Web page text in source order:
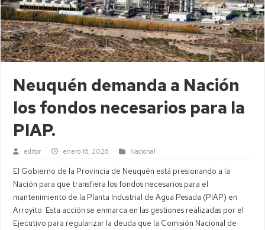
Neuquén demanda a Nación
los fondos necesarios para la
PIAP.
editor enero 16, 2026 Nacional
El Gobierno de la Provincia de Neuquén está presionando a la
Nación para que transfiera los fondos necesarios para el
mantenimiento de la Planta Industrial de Agua Pesada (PIAP) en
Arroyito. Esta acción se enmarca en las gestiones realizadas por el
Ejecutivo para regularizar la deuda que la Comisión Nacional de